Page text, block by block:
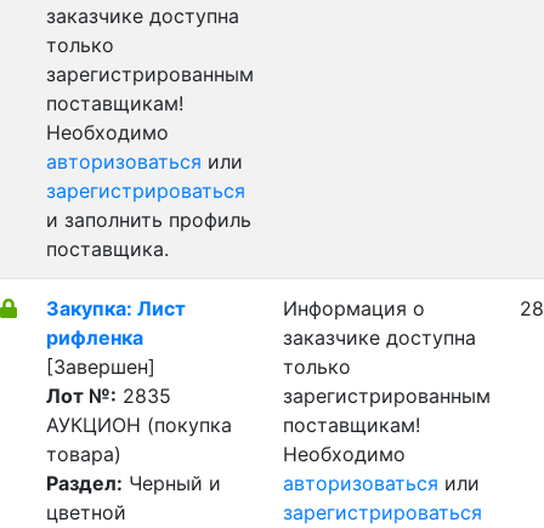
заказчике доступна
только
зарегистрированным
поставщикам!
Необходимо
авторизоваться или
зарегистрироваться
и заполнить профиль
поставщика.
Закупка: Лист
рифленка
[Завершен]
Лот №: 2835
АУКЦИОН (покупка
товара)
Раздел: Черный и
цветной
Информация о
заказчике доступна
только
зарегистрированным
поставщикам!
Необходимо
авторизоваться или
зарегистрироваться